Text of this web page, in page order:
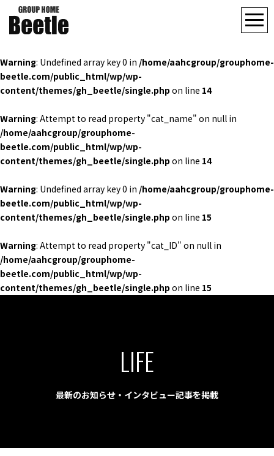
Warning: Undefined array key 0 in /home/aahcgroup/grouphome-
beetle.com/public_html/wp/wp-
content/themes/gh_beetle/single.php on line 14
Warning: Attempt to read property "cat_name" on null in
/home/aahcgroup/grouphome-
beetle.com/public_html/wp/wp-
content/themes/gh_beetle/single.php on line 14
Warning: Undefined array key 0 in /home/aahcgroup/grouphome-
beetle.com/public_html/wp/wp-
content/themes/gh_beetle/single.php on line 15
Warning: Attempt to read property "cat_ID" on null in
/home/aahcgroup/grouphome-
beetle.com/public_html/wp/wp-
content/themes/gh_beetle/single.php on line 15
LIFE
最新のお知らせ・インタビュー記事を掲載